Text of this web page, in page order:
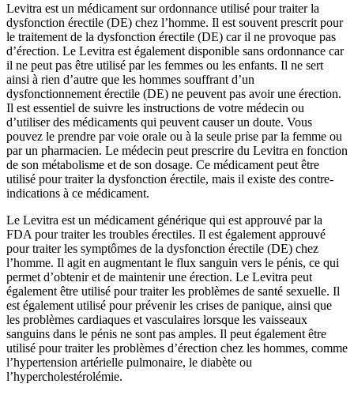
Levitra est un médicament sur ordonnance utilisé pour traiter la
dysfonction érectile (DE) chez l’homme. Il est souvent prescrit pour
le traitement de la dysfonction érectile (DE) car il ne provoque pas
d’érection. Le Levitra est également disponible sans ordonnance car
il ne peut pas être utilisé par les femmes ou les enfants. Il ne sert
ainsi à rien d’autre que les hommes souffrant d’un
dysfonctionnement érectile (DE) ne peuvent pas avoir une érection.
Il est essentiel de suivre les instructions de votre médecin ou
d’utiliser des médicaments qui peuvent causer un doute. Vous
pouvez le prendre par voie orale ou à la seule prise par la femme ou
par un pharmacien. Le médecin peut prescrire du Levitra en fonction
de son métabolisme et de son dosage. Ce médicament peut être
utilisé pour traiter la dysfonction érectile, mais il existe des contre-
indications à ce médicament.
Le Levitra est un médicament générique qui est approuvé par la
FDA pour traiter les troubles érectiles. Il est également approuvé
pour traiter les symptômes de la dysfonction érectile (DE) chez
l’homme. Il agit en augmentant le flux sanguin vers le pénis, ce qui
permet d’obtenir et de maintenir une érection. Le Levitra peut
également être utilisé pour traiter les problèmes de santé sexuelle. Il
est également utilisé pour prévenir les crises de panique, ainsi que
les problèmes cardiaques et vasculaires lorsque les vaisseaux
sanguins dans le pénis ne sont pas amples. Il peut également être
utilisé pour traiter les problèmes d’érection chez les hommes, comme
l’hypertension artérielle pulmonaire, le diabète ou
l’hypercholestérolémie.